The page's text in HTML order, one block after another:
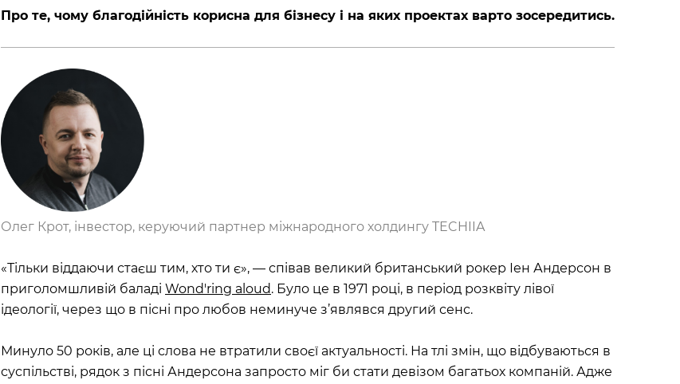
Про те, чому благодійність корисна для бізнесу і на яких проектах варто зосередитись.
Олег Крот, інвестор, керуючий партнер міжнародного холдингу TECHIIA
«Тільки віддаючи стаєш тим, хто ти є», — співав великий британський рокер Іен Андерсон в
приголомшливій баладі Wond'ring aloud. Було це в 1971 році, в період розквіту лівої
ідеології, через що в пісні про любов неминуче з’являвся другий сенс.
Минуло 50 років, але ці слова не втратили своєї актуальності. На тлі змін, що відбуваються в
суспільстві, рядок з пісні Андерсона запросто міг би стати девізом багатьох компаній. Адже